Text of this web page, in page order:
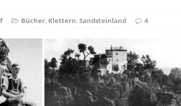
DRAUSSEN
Bücher, Klettern,Sandsteinland 4